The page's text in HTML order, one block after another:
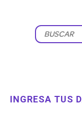
INGRESA TUS